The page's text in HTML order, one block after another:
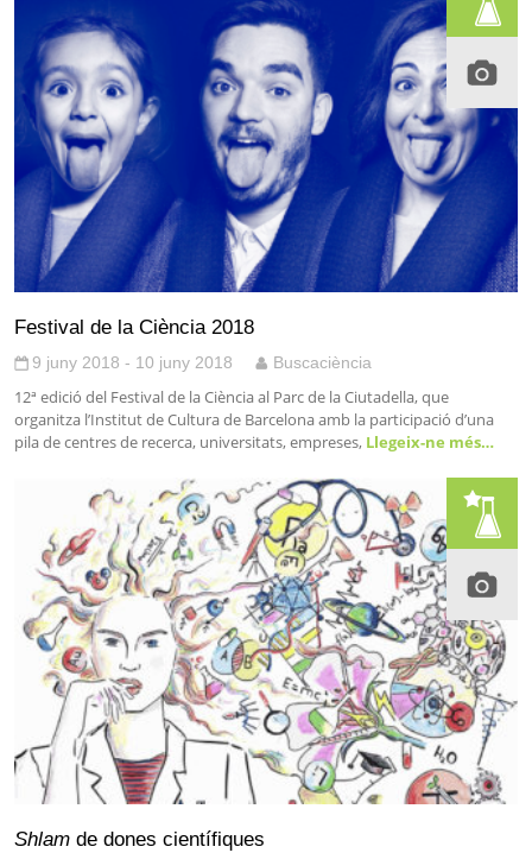
Festival de la Ciència 2018
9 juny 2018 - 10 juny 2018 Buscaciència
12ª edició del Festival de la Ciència al Parc de la Ciutadella, que
organitza l’Institut de Cultura de Barcelona amb la participació d’una
pila de centres de recerca, universitats, empreses, Llegeix-ne més…
Shlam de dones científiques